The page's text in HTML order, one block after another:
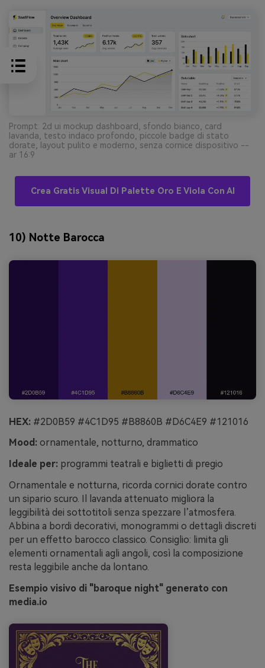
Prompt: 2d ui mockup dashboard, sfondo bianco, card
lavanda, testo indaco profondo, piccole badge di stato
dorate, layout pulito e moderno, senza cornice dispositivo --
ar 16:9
Crea Gratis Visual Di Palette Oro E Viola Con AI
10) Notte Barocca
HEX: #2D0B59 #4C1D95 #B8860B #D6C4E9 #121016
Mood: ornamentale, notturno, drammatico
Ideale per: programmi teatrali e biglietti di pregio
Ornamentale e notturna, ricorda cornici dorate contro
un sipario scuro. Il lavanda attenuato migliora la
leggibilità dei sottotitoli senza spezzare l’atmosfera.
Abbina a bordi decorativi, monogrammi o dettagli discreti
per un effetto barocco classico. Consiglio: limita gli
elementi ornamentali agli angoli, così la composizione
resta leggibile anche da lontano.
Esempio visivo di "baroque night" generato con
media.io